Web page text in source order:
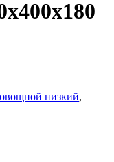
низкий,